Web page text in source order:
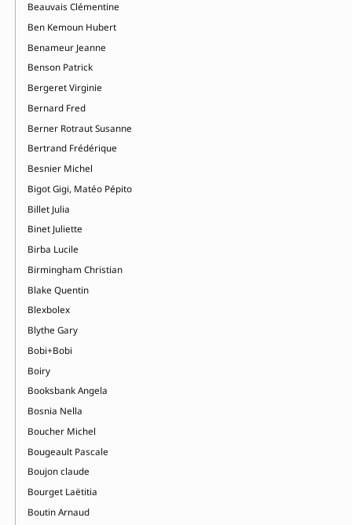
Beauvais Clémentine
Ben Kemoun Hubert
Benameur Jeanne
Benson Patrick
Bergeret Virginie
Bernard Fred
Berner Rotraut Susanne
Bertrand Frédérique
Besnier Michel
Bigot Gigi, Matéo Pépito
Billet Julia
Binet Juliette
Birba Lucile
Birmingham Christian
Blake Quentin
Blexbolex
Blythe Gary
Bobi+Bobi
Boiry
Booksbank Angela
Bosnia Nella
Boucher Michel
Bougeault Pascale
Boujon claude
Bourget Laëtitia
Boutin Arnaud